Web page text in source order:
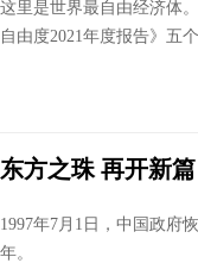
这里是世界最自由经济体
自由度2021年度报告》五
东方之珠 再开新篇
1997年7月1日，中国政府
年。